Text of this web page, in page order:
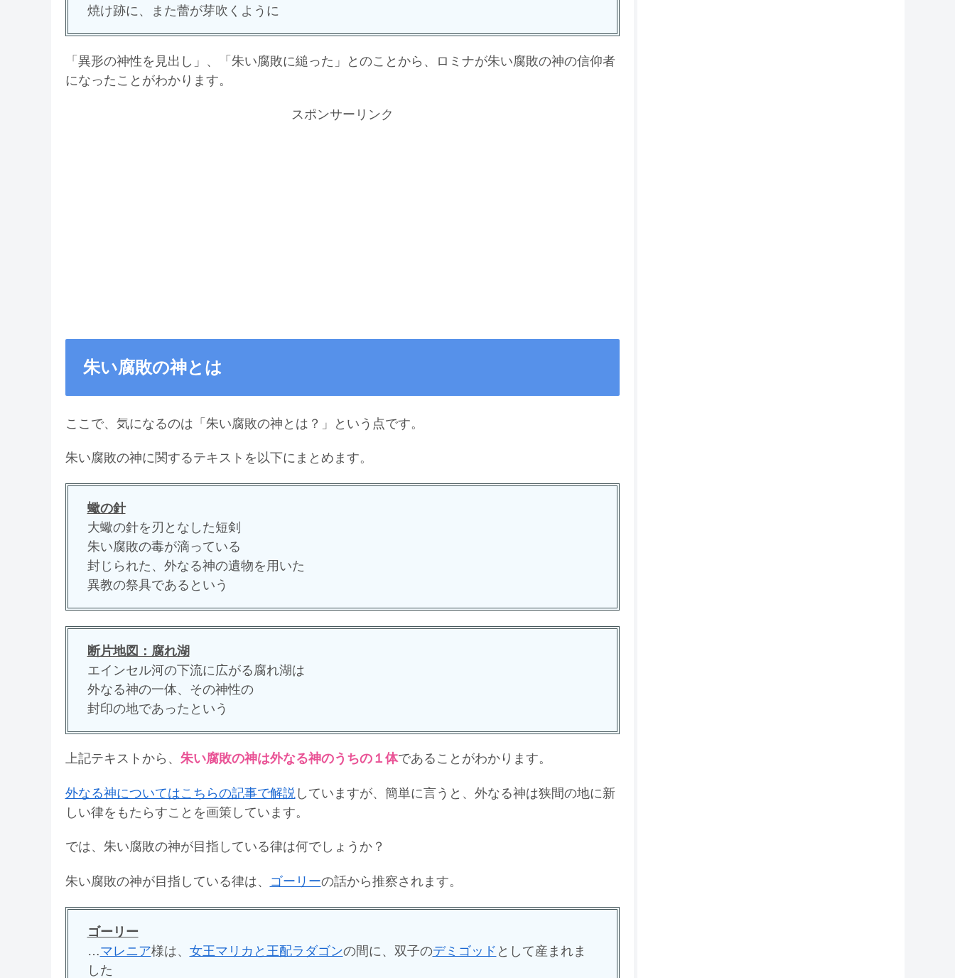
焼け跡に、また蕾が芽吹くように
「異形の神性を見出し」、「朱い腐敗に縋った」とのことから、ロミナが朱い腐敗の神の信仰者
になったことがわかります。
スポンサーリンク
朱い腐敗の神とは
ここで、気になるのは「朱い腐敗の神とは？」という点です。
朱い腐敗の神に関するテキストを以下にまとめます。
蠍の針
大蠍の針を刃となした短剣
朱い腐敗の毒が滴っている
封じられた、外なる神の遺物を用いた
異教の祭具であるという
断片地図：腐れ湖
エインセル河の下流に広がる腐れ湖は
外なる神の一体、その神性の
封印の地であったという
上記テキストから、 朱い腐敗の神は外なる神のうちの１体であることがわかります。
外なる神についてはこちらの記事で解説 していますが、簡単に言うと、外なる神は狭間の地に新
しい律をもたらすことを画策しています。
では、朱い腐敗の神が目指している律は何でしょうか？
朱い腐敗の神が目指している律は、 ゴーリーの話から推察されます。
ゴーリー
…マレニア様は、 女王マリカと王配ラダゴンの間に、双子のデミゴッド として産まれま
した